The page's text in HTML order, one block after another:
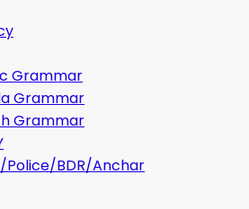
Grammar
Grammar
Grammar
BDR/Anchar